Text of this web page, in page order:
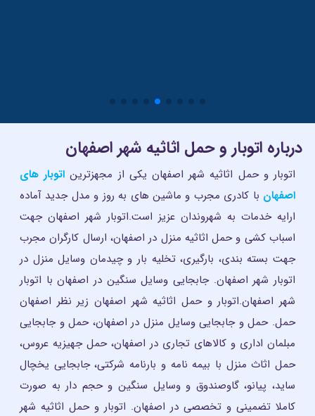
درباره اتوبار و حمل اثاثیه شهر اصفهان
اتوبار و حمل اثاثیه شهر اصفهان یکی از مجهزترین اتوبار های
اصفهان با کادری مجرب و ماشین های به روز و مدل جدید آماده
ارایه خدمات به شهروندان عزیز است.اتوبار شهر اصفهان جهت
اسباب کشی و حمل اثاثیه منزل در اصفهان، ارسال کارگران مجرب
جهت بسته بندی، بارگیری، تخلیه بار و چیدمان وسایل منزل در
اتوبار شهر اصفهان. جابجایی وسایل سنگین در اصفهان با اتوبار
شهر اصفهان.اتوبار و حمل اثاثیه شهر اصفهان زیر نظر اصفهان
حمل. حمل و جابجایی وسایل منزل در اصفهان، حمل و جابجایی
مبلمان اداری و کالاهای تجاری در اصفهان، حمل جهیزیه عروس،
حمل اثاث منزل با بیمه نامه و بارنامه شرکتی، جابجایی یخچال
ساید، پیانو، گاوصندوق و وسایل سنگین و حجم دار به صورت
کاملا تضمینی و تخصصی در اصفهان. اتوبار و حمل اثاثیه شهر